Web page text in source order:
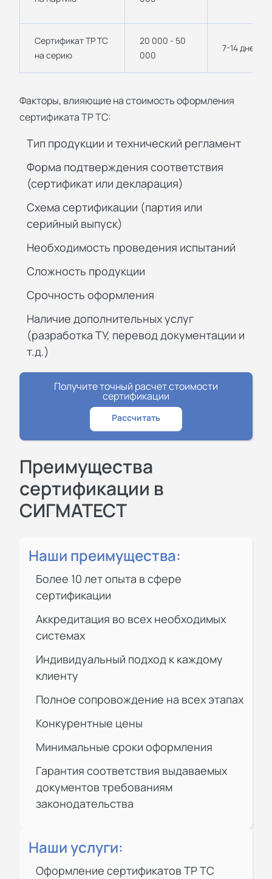
Сертификат ТР ТС
на серию
20 000 - 50
000
7-14 дней
Факторы, влияющие на стоимость оформления
сертификата ТР ТС:
Тип продукции и технический регламент
Форма подтверждения соответствия
(сертификат или декларация)
Схема сертификации (партия или
серийный выпуск)
Необходимость проведения испытаний
Сложность продукции
Срочность оформления
Наличие дополнительных услуг
(разработка ТУ, перевод документации и
т.д.)
Получите точный расчет стоимости
сертификации
Рассчитать
Преимущества
сертификации в
СИГМАТЕСТ
Наши преимущества:
Более 10 лет опыта в сфере
сертификации
Аккредитация во всех необходимых
системах
Индивидуальный подход к каждому
клиенту
Полное сопровождение на всех этапах
Конкурентные цены
Минимальные сроки оформления
Гарантия соответствия выдаваемых
документов требованиям
законодательства
Наши услуги:
Оформление сертификатов ТР ТС